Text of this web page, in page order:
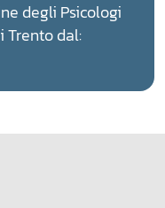
degli Psicologi
Trento dal: